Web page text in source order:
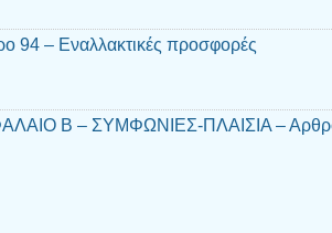
94 – Εναλλακτικές προσφορές
Β – ΣΥΜΦΩΝΙΕΣ-ΠΛΑΙΣΙΑ – Αρθρο